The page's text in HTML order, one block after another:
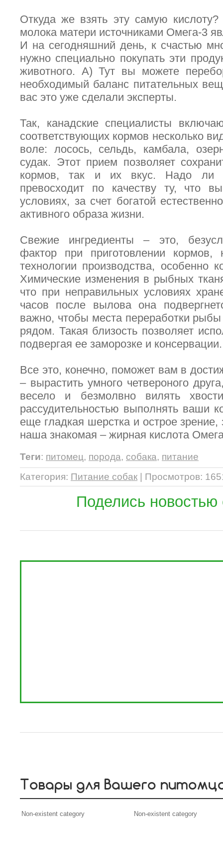
Откуда же взять эту самую
молока матери источниками Омега-3
И на сегодняшний день, к счастью
нужно специально покупать эти
животного. А) Тут вы можете
необходимый баланс питательных
вас это уже сделали эксперты.
Так, канадские специалисты
соответствующих кормов несколько
воле: лосось, сельдь, камбала,
судак. Этот прием позволяет
кормов, так и их вкус. Надо ли
превосходит по качеству ту, что
условиях, за счет богатой
активного образа жизни.
Свежие ингредиенты – это,
фактор при приготовлении
технологии производства, особенно
Химические изменения в рыбных
что при неправильных условиях
часов после вылова она
важно, чтобы места переработки
рядом. Такая близость позволяет
подвергая ее заморозке и
Все это, конечно, поможет вам в
– вырастить умного четвероного
весело и безмолвно вилять
рассудительностью выполнять ваши
еще гладкая шерстка и острое зрение,
наша знакомая – жирная кислота
Теги: питомец, порода, собака, питание
Категория: Питание собак Просмотров:
Поделись новостью
Товары для Вашего
Non-existent category Non-existent category